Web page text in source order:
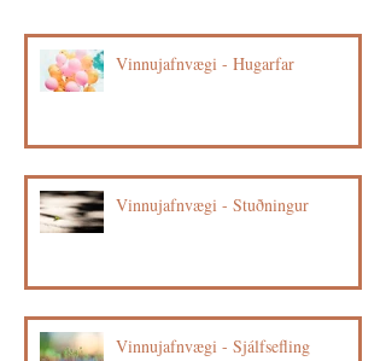
Vinnujafnvægi - Hugarfar
Vinnujafnvægi - Stuðningur
Vinnujafnvægi - Sjálfsefling